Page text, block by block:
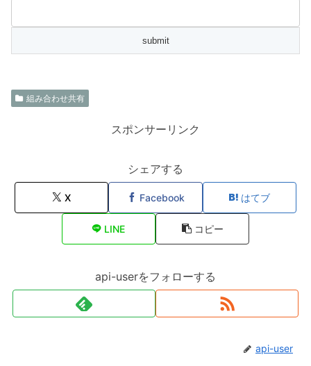
組み合わせ共有
スポンサーリンク
シェアする
X Facebook はてブ
LINE コピー
api-userをフォローする
api-user